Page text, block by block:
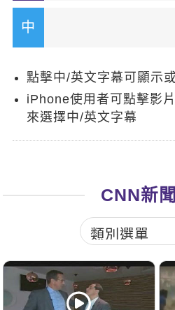
新聞英文
點擊中/英文字幕可顯示
iPhone使用者可點擊影
來選擇中/英文字幕
CNN新